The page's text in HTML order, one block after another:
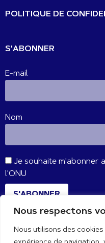
Nous respectons
Nous utilisons des
POLITIQUE DE
S'ABONNER
E-mail
Nom
Je souhaite m'abonner
l'ONU
S'ABONNER
CONNECTE-TOI AVEC